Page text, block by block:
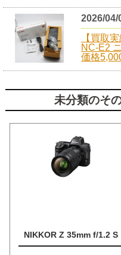
2026/04/
【買取
NC-E2
価格
未分類のそ
NIKKOR Z 35mm f/1.2 S